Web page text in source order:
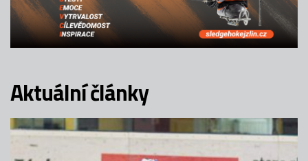
Aktuální články